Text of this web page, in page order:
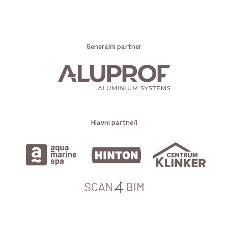
Generální partner
Hlavní partneři